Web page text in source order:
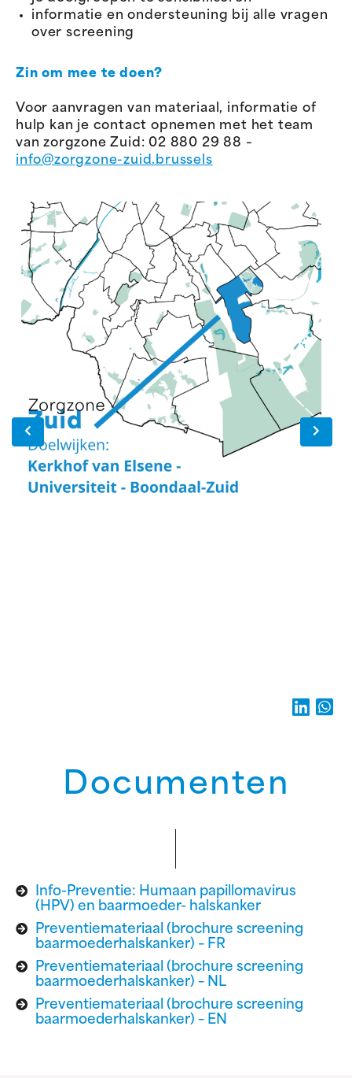
informatie en ondersteuning bij alle vragen
over screening
Zin om mee te doen?
Voor aanvragen van materiaal, informatie of
hulp kan je contact opnemen met het team
van zorgzone Zuid: 02 880 29 88 –
info@zorgzone-zuid.brussels
Documenten
Info-Preventie: Humaan papillomavirus
(HPV) en baarmoeder- halskanker
Preventiemateriaal (brochure screening
baarmoederhalskanker) – FR
Preventiemateriaal (brochure screening
baarmoederhalskanker) – NL
Preventiemateriaal (brochure screening
baarmoederhalskanker) – EN